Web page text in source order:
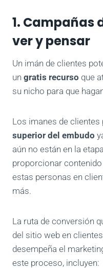
1. Campañas
ver y pensar
Un imán de clientes
un gratis recurso que
su nicho para que
Los imanes de clientes
superior del embudo
aún no están en la
proporcionar
estas personas en
más.
La ruta de conversión
del sitio web en
desempeña el
este proceso, incluyen: